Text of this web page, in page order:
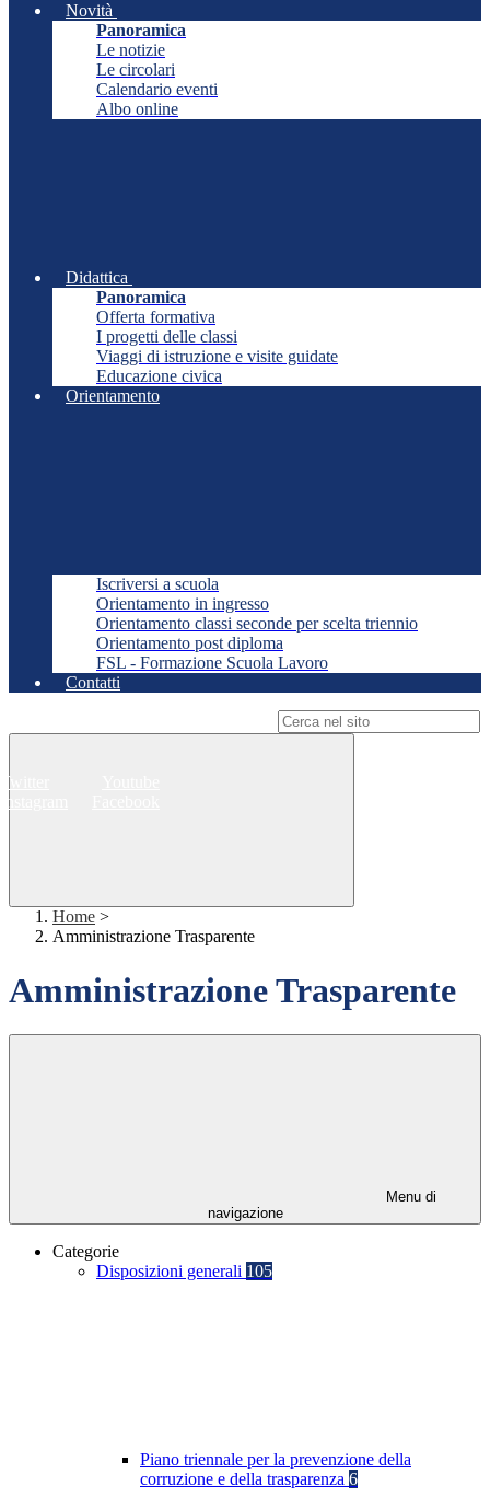
Novità
Panoramica
Le notizie
Le circolari
Calendario eventi
Albo online
Didattica
Panoramica
Offerta formativa
I progetti delle classi
Viaggi di istruzione e visite guidate
Educazione civica
Orientamento
Iscriversi a scuola
Orientamento in ingresso
Orientamento classi seconde per scelta triennio
Orientamento post diploma
FSL - Formazione Scuola Lavoro
Contatti
Twitter
Instagram
Home >
Amministrazione Trasparente
Amministrazione Trasparente
Menu di
navigazione
Categorie
Disposizioni generali 105
Piano triennale per la prevenzione della
corruzione e della trasparenza 6